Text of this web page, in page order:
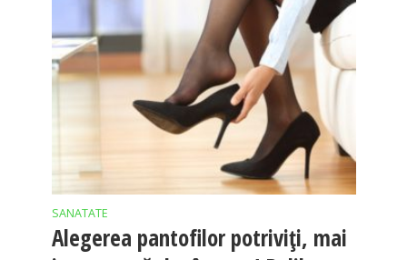
SANATATE
Alegerea pantofilor potriviţi, mai